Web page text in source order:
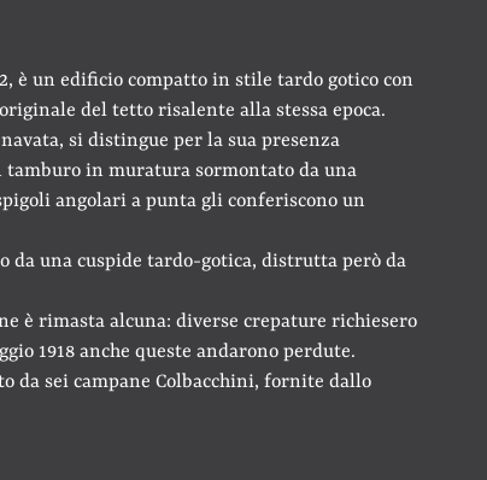
è un edificio compatto in stile tardo gotico con
del tetto risalente alla stessa epoca.
si distingue per la sua presenza
tamburo in muratura sormontato da una
angolari a punta gli conferiscono un
una cuspide tardo-gotica, distrutta però da
è rimasta alcuna: diverse crepature richiesero
1918 anche queste andarono perdute.
da sei campane Colbacchini, fornite dallo